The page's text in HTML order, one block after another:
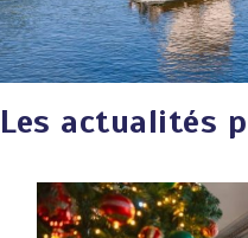
Les actualités